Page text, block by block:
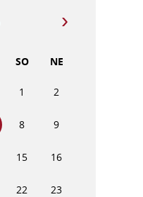
SO NE
1 2
8 9
15 16
22 23